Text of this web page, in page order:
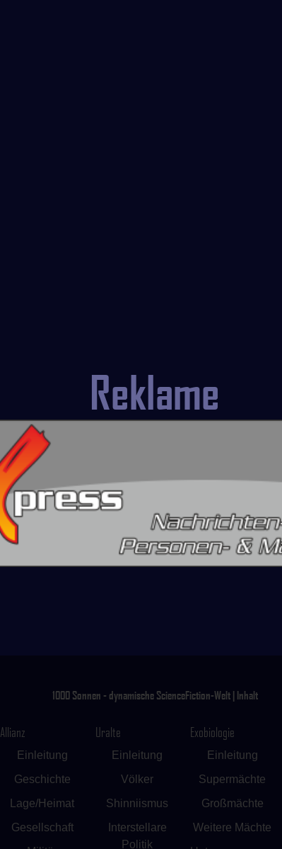
Reklame
1000 Sonnen - dynamische ScienceFiction-Welt | Inhalt
Allianz
Einleitung
Geschichte
Lage/Heimat
Gesellschaft
Uralte
Einleitung
Völker
Shinniismus
Interstellare
Politik
Exobiologie
Einleitung
Supermächte
Großmächte
Weitere Mächte